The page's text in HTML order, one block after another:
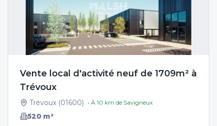
Vente local d'activité neuf de 1709m² à
Trévoux
Trévoux (01600) • À 10 km de Savigneux
520 m²